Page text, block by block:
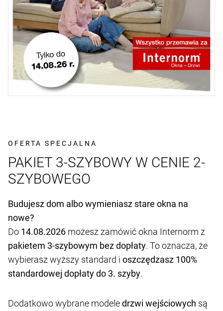
OFERTA SPECJALNA
PAKIET 3-SZYBOWY W CENIE 2-
SZYBOWEGO
Budujesz dom albo wymieniasz stare okna na
nowe?
Do 14.08.2026 możesz zamówić okna Internorm z
pakietem 3-szybowym bez dopłaty. To oznacza, że
wybierasz wyższy standard i oszczędzasz 100%
standardowej dopłaty do 3. szyby.
Dodatkowo wybrane modeledrzwi wejściowych są